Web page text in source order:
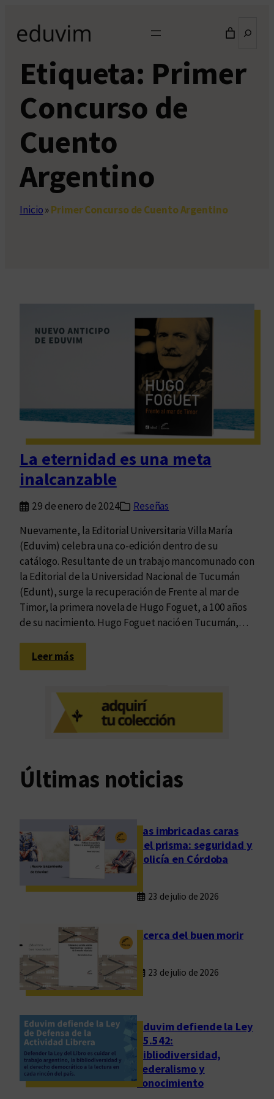
contenido
Etiqueta: Primer
Concurso de
Cuento
Argentino
Inicio»Primer Concurso de Cuento Argentino
La eternidad es una meta
inalcanzable
29 de enero de 2024
Reseñas
Nuevamente, la Editorial Universitaria Villa María
(Eduvim) celebra una co-edición dentro de su
catálogo. Resultante de un trabajo mancomunado con
la Editorial de la Universidad Nacional de Tucumán
(Edunt), surge la recuperación de Frente al mar de
Timor, la primera novela de Hugo Foguet, a 100 años
de su nacimiento. Hugo Foguet nació en Tucumán,…
Leer más:
L
t
e
i
d
e
n
e
t
n
l
c
a
n
z
Últimas noticias
Las imbricadas caras
del prisma: seguridad y
policía en Córdoba
23 de julio de 2026
Acerca del buen morir
23 de julio de 2026
Eduvim defiende la Ley
25.542:
bibliodiversidad,
federalismo y
conocimiento